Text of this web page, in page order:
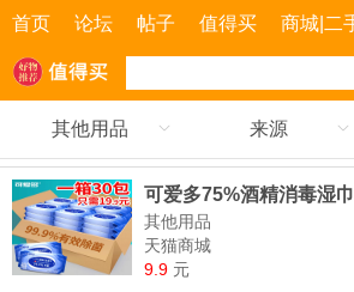
首页 论坛 帖子 值得买 商城|二
其他用品 来源
可爱多75%酒精消毒湿
其他用品
天猫商城
9.9 元